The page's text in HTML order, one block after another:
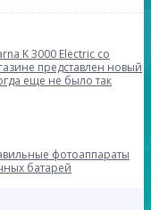
K 3000 Electric со
представлен новый
еще не было так
фотоаппараты
батарей